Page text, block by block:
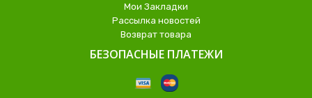
Мои Закладки
Рассылка новостей
Возврат товара
БЕЗОПАСНЫЕ ПЛАТЕЖИ